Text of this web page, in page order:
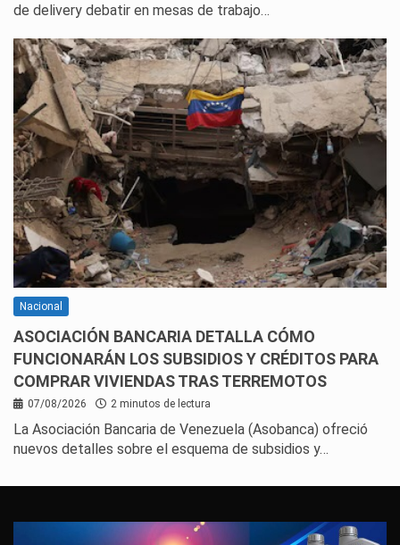
de delivery debatir en mesas de trabajo…
Nacional
ASOCIACIÓN BANCARIA DETALLA CÓMO
FUNCIONARÁN LOS SUBSIDIOS Y CRÉDITOS PARA
COMPRAR VIVIENDAS TRAS TERREMOTOS
07/08/2026 2 minutos de lectura
La Asociación Bancaria de Venezuela (Asobanca) ofreció
nuevos detalles sobre el esquema de subsidios y…